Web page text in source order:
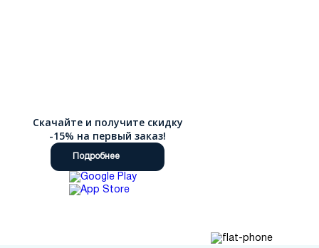
Скачайте и получите скидку
-15% на первый заказ!
Подробнее